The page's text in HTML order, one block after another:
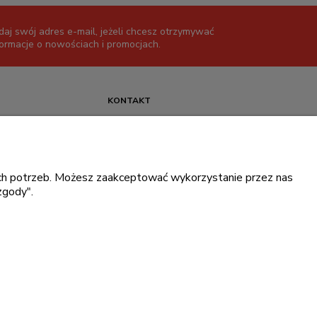
swój adres e-mail, jeżeli chcesz otrzymywać
o nowościach i promocjach.
KONTAKT
potrzeb. Możesz zaakceptować wykorzystanie przez nas